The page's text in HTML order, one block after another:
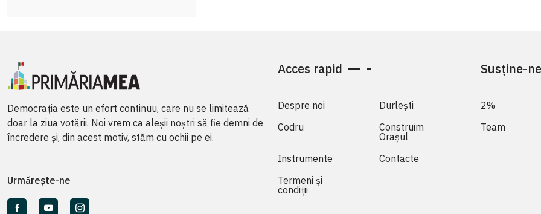
Democrația este un efort continuu, care nu se limitează
doar la ziua votării. Noi vrem ca aleșii noștri să fie demni de
încredere și, din acest motiv, stăm cu ochii pe ei.
Urmărește-ne
Acces rapid
Despre noi
Durlești
Codru
Construim
Orașul
Instrumente
Contacte
Termeni și
condiții
Susține-ne
2%
Team